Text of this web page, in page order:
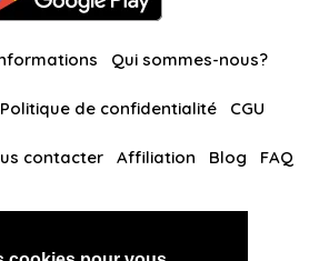
Qui sommes-nous?
Politique de confidentialité CGU
contacter Affiliation Blog FAQ